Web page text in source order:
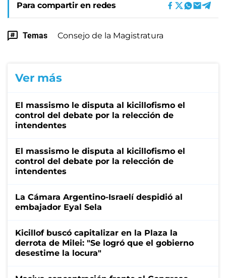
Para compartir en redes
Temas Consejo de la Magistratura
Ver más
El massismo le disputa al kicillofismo el
control del debate por la relección de
intendentes
El massismo le disputa al kicillofismo el
control del debate por la relección de
intendentes
La Cámara Argentino-Israelí despidió al
embajador Eyal Sela
Kicillof buscó capitalizar en la Plaza la
derrota de Milei: "Se logró que el gobierno
desestime la locura"